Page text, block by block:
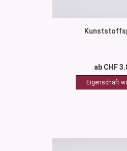
ab CHF